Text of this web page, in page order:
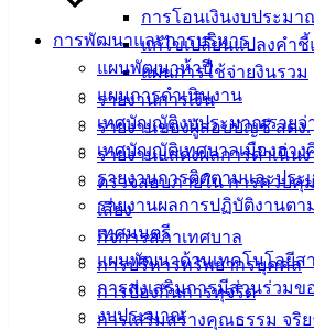
การโอนเงินงบประมา
แก้ไขเปลี่ยนแปลงคำ
แผนการใช้จ่ายงินรวม
รายงานการเงิน
รายงานของผู้สอบบัญชี สตง.
รายงานแสดงผลการดำเนิน
ตรวจสอบภายใน การควบคุ
เสี่ยง
กิจการสภาเทศบาล
การบริหารทรัพยากรบุคคล
การป้องกันการทุจริต
การเสริมสร้างคุณธรรม จริ
การพัฒนาและการบริหาร
แผนพัฒนาห้าปี
แผนการดำเนินงาน
เทศบัญญัติงบประมาณรายจ่
เทศบัญญัติเทศบาลเมืองอ่าง
รายงานการติดตามและประ
รายงานผลการปฏิบัติงานตา
เทศมนตรี
แผนพัฒนาด้านเทคโนโลยีส
การส่งเสริมการมีส่วนร่วมข
งบประมาณ
ดาวน์โหลด
แบบ
ฟอร์ม,
เอกสาร
คู่มือ
สำหรับ
ประชาชน/
คู่มือการ
ปฏิบัติ
งาน
ข่าวสาร